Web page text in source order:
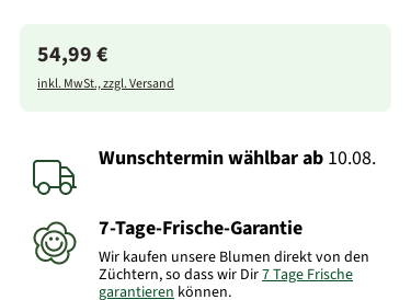
54,99 €
inkl. MwSt., zzgl. Versand
Wunschtermin wählbarab 10.08.
7-Tage-Frische-Garantie
Wir kaufen unsere Blumen direkt von den
Züchtern, so dass wir Dir7 Tage Frische
garantieren können.